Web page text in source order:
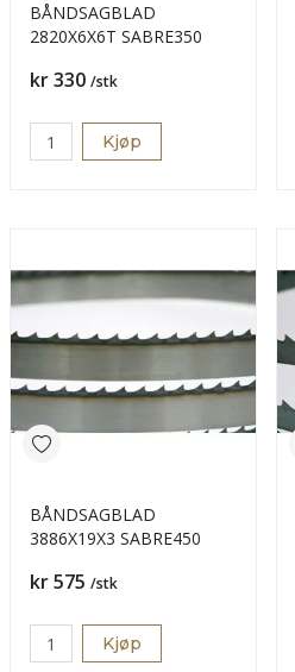
BÅNDSAGBLAD
2820X6X6T SABRE350
Pris
kr 330 /stk
Kjøp
BÅNDSAGBLAD
3886X19X3 SABRE450
Pris
kr 575 /stk
Kjøp